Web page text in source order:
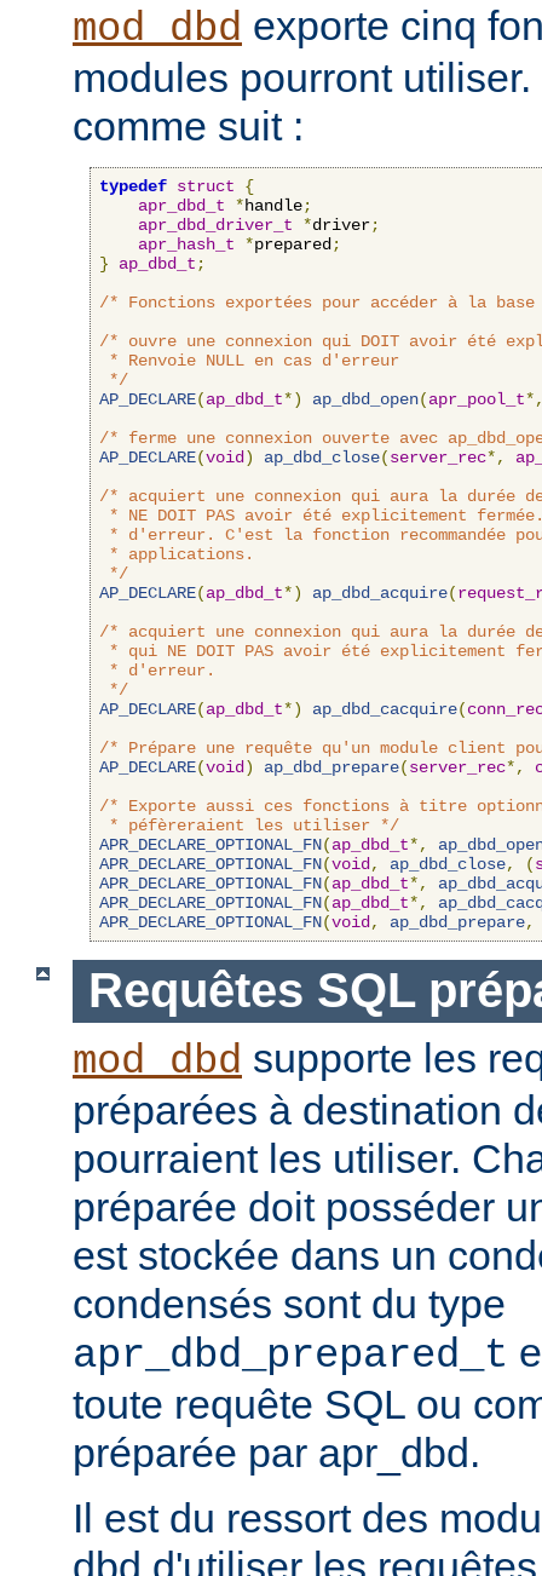
mod_dbd exporte cinq
modules pourront
comme suit :
typedef struct
{
apr_dbd_t
*handle;
apr_dbd_driver_t
*driver;
apr_hash_t
*prepared ;
}
ap_dbd_t ;
/* Fonctions exportées pour accéder à la base
/* ouvre une connexion qui DOIT avoir été
* Renvoie NULL en cas d'erreur
*/
AP_DECLARE(ap_dbd_t*) ap_dbd_open(apr_pool_t
/* ferme une connexion ouverte avec
AP_DECLARE(void ) ap_dbd_close(server_rec*,
/* acquiert une connexion qui aura la durée
* NE DOIT PAS avoir été explicitement
* d'erreur. C'est la fonction recommandée
* applications.
*/
AP_DECLARE(ap_dbd_t*) ap_dbd_acquire(
/* acquiert une connexion qui aura la durée
* qui NE DOIT PAS avoir été explicitement
* d'erreur.
*/
AP_DECLARE(ap_dbd_t*) ap_dbd_cacquire(
/* Prépare une requête qu'un module client
AP_DECLARE(void ) ap_dbd_prepare(server_rec*,
/* Exporte aussi ces fonctions à titre
* péfèreraient les utiliser */
APR_DECLARE_OPTIONAL_FN(ap_dbd_t*,
APR_DECLARE_OPTIONAL_FN(void , ap_dbd_close, (
APR_DECLARE_OPTIONAL_FN(ap_dbd_t*,
APR_DECLARE_OPTIONAL_FN(ap_dbd_t*,
APR_DECLARE_OPTIONAL_FN(void , ap_dbd_prepare,
Requêtes SQL
mod_dbd supporte les
préparées à destination
pourraient les utiliser.
préparée doit posséder
est stockée dans un
condensés sont du type
apr_dbd_prepared_t
toute requête SQL ou
préparée par apr_dbd.
Il est du ressort des
dbd d'utiliser les